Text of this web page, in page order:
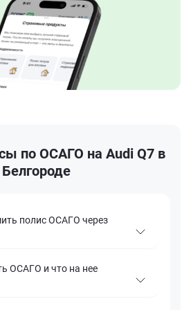
по ОСАГО на Audi Q7 в
Белгороде
полис ОСАГО через
ОСАГО и что на нее